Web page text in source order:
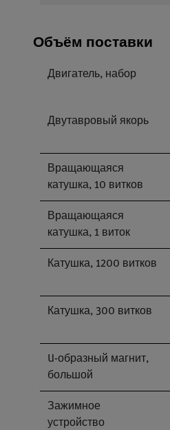
Объём поставки
Двигатель, набор
Двутавровый якорь
Вращающаяся
катушка, 10 витков
Вращающаяся
катушка, 1 виток
Катушка, 1200 витков
Катушка, 300 витков
U-образный магнит,
большой
Зажимное
устройство